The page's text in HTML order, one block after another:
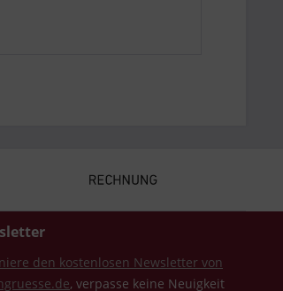
den kostenlosen Newsletter von
, verpasse keine Neuigkeit